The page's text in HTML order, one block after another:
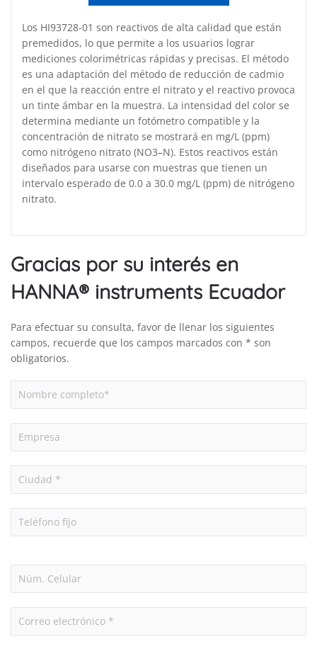
Los HI93728-01 son reactivos de alta calidad que están
premedidos, lo que permite a los usuarios lograr
mediciones colorimétricas rápidas y precisas. El método
es una adaptación del método de reducción de cadmio
en el que la reacción entre el nitrato y el reactivo provoca
un tinte ámbar en la muestra. La intensidad del color se
determina mediante un fotómetro compatible y la
concentración de nitrato se mostrará en mg/L (ppm)
como nitrógeno nitrato (NO3–N). Estos reactivos están
diseñados para usarse con muestras que tienen un
intervalo esperado de 0.0 a 30.0 mg/L (ppm) de nitrógeno
nitrato.
Gracias por su interés en
HANNA® instruments Ecuador
Para efectuar su consulta, favor de llenar los siguientes
campos, recuerde que los campos marcados con * son
obligatorios.